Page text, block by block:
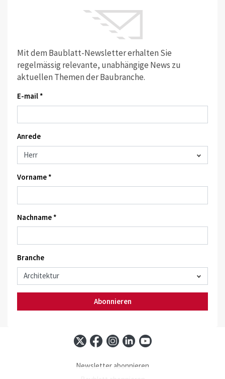
Mit dem Baublatt-Newsletter erhalten Sie
regelmässig relevante, unabhängige News zu
aktuellen Themen der Baubranche.
E-mail *
Anrede
Vorname *
Nachname *
Branche
Abonnieren
Newsletter abonnieren